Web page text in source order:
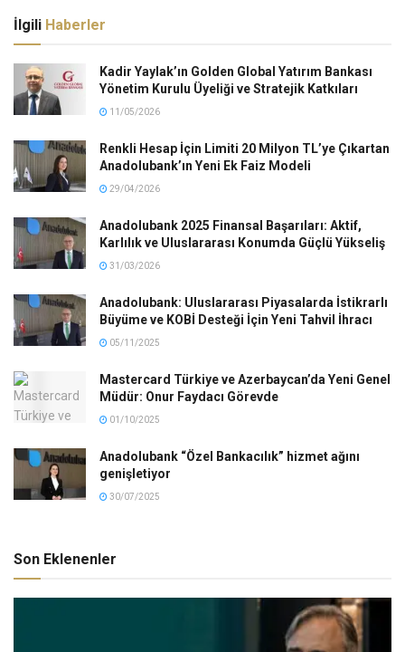
İlgili Haberler
Kadir Yaylak’ın Golden Global Yatırım Bankası
Yönetim Kurulu Üyeliği ve Stratejik Katkıları
11/05/2026
Renkli Hesap İçin Limiti 20 Milyon TL’ye Çıkartan
Anadolubank’ın Yeni Ek Faiz Modeli
29/04/2026
Anadolubank 2025 Finansal Başarıları: Aktif,
Karlılık ve Uluslararası Konumda Güçlü Yükseliş
31/03/2026
Anadolubank: Uluslararası Piyasalarda İstikrarlı
Büyüme ve KOBİ Desteği İçin Yeni Tahvil İhracı
05/11/2025
Mastercard Türkiye ve Azerbaycan’da Yeni Genel
Müdür: Onur Faydacı Görevde
01/10/2025
Anadolubank “Özel Bankacılık” hizmet ağını
genişletiyor
30/07/2025
Son Eklenenler